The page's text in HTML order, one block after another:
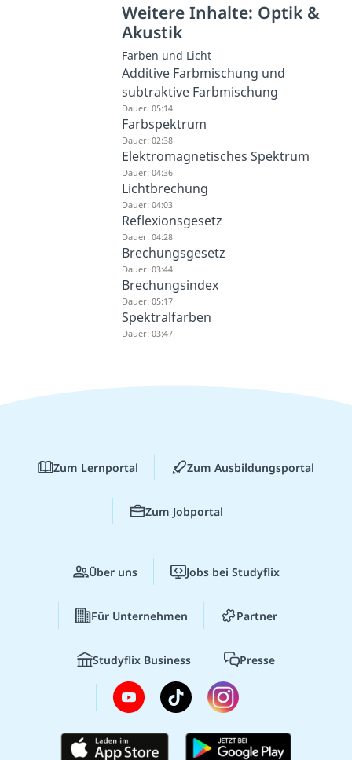
Weitere Inhalte: Optik &
Akustik
Farben und Licht
Additive Farbmischung und
subtraktive Farbmischung
Dauer: 05:14
Farbspektrum
Dauer: 02:38
Elektromagnetisches Spektrum
Dauer: 04:36
Lichtbrechung
Dauer: 04:03
Reflexionsgesetz
Dauer: 04:28
Brechungsgesetz
Dauer: 03:44
Brechungsindex
Dauer: 05:17
Spektralfarben
Dauer: 03:47
Zum Lernportal Zum Ausbildungsportal
Zum Jobportal
Über uns Jobs bei Studyflix
Für Unternehmen Partner
Studyflix Business Presse